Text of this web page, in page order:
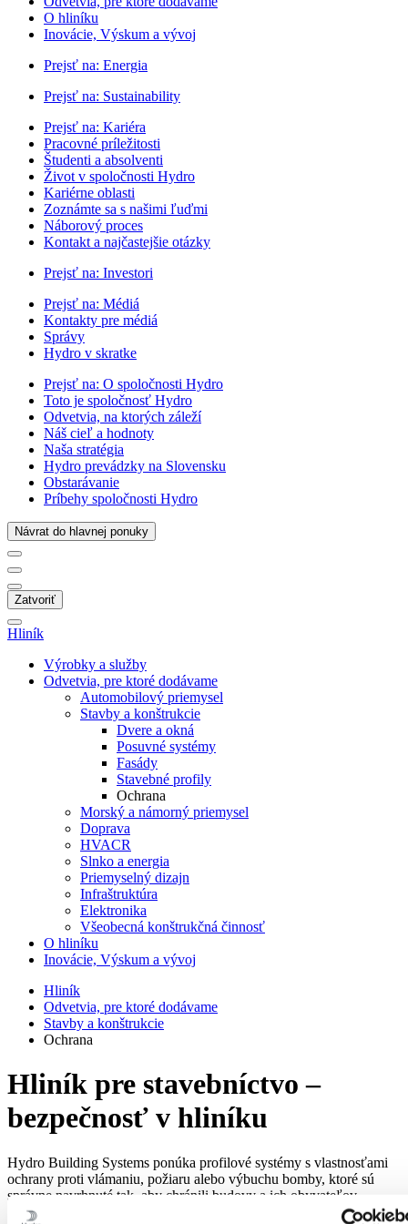
O hliníku
Inovácie, Výskum a vývoj
Prejsť na: Energia
Prejsť na: Sustainability
Prejsť na: Kariéra
Pracovné príležitosti
Študenti a absolventi
Život v spoločnosti Hydro
Kariérne oblasti
Zoznámte sa s našimi ľuďmi
Náborový proces
Kontakt a najčastejšie otázky
Prejsť na: Investori
Prejsť na: Médiá
Kontakty pre médiá
Správy
Hydro v skratke
Prejsť na: O spoločnosti Hydro
Toto je spoločnosť Hydro
Odvetvia, na ktorých záleží
Náš cieľ a hodnoty
Naša stratégia
Hydro prevádzky na Slovensku
Obstarávanie
Príbehy spoločnosti Hydro
Návrat do hlavnej ponuky
Zatvoriť
Hliník
Výrobky a služby
Odvetvia, pre ktoré dodávame
Automobilový priemysel
Stavby a konštrukcie
Dvere a okná
Posuvné systémy
Fasády
Stavebné profily
Ochrana
Morský a námorný priemysel
Doprava
HVACR
Slnko a energia
Priemyselný dizajn
Infraštruktúra
Elektronika
Všeobecná konštrukčná činnosť
O hliníku
Inovácie, Výskum a vývoj
Hliník
Odvetvia, pre ktoré dodávame
Stavby a konštrukcie
Ochrana
Hliník pre stavebníctvo –
bezpečnosť v hliníku
Hydro Building Systems ponúka profilové systémy s vlastnosťami
ochrany proti vlámaniu, požiaru alebo výbuchu bomby, ktoré sú
správne navrhnuté tak, aby chránili budovy a ich obyvateľov.